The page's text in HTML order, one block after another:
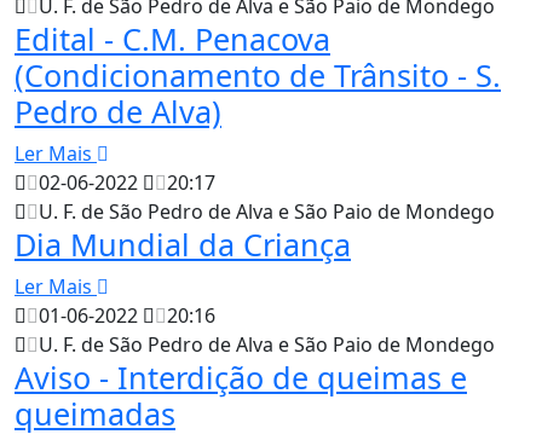
U. F. de São Pedro de Alva e São Paio de Mondego
Edital - C.M. Penacova
(Condicionamento de Trânsito - S.
Pedro de Alva)
Ler Mais
02-06-2022
20:17
U. F. de São Pedro de Alva e São Paio de Mondego
Dia Mundial da Criança
Ler Mais
01-06-2022
20:16
U. F. de São Pedro de Alva e São Paio de Mondego
Aviso - Interdição de queimas e
queimadas